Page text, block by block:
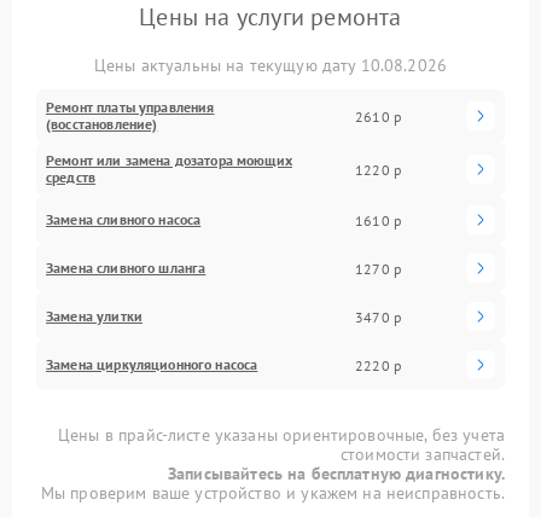
Цены на услуги ремонта
Цены актуальны на текущую дату 10.08.2026
Ремонт платы управления
(восстановление)
2610 р
Ремонт или замена дозатора моющих
средств
1220 р
Замена сливного насоса 1610 р
Замена сливного шланга 1270 р
Замена улитки 3470 р
Замена циркуляционного насоса 2220 р
Цены в прайс-листе указаны ориентировочные, без учета
стоимости запчастей.
Записывайтесь на бесплатную диагностику.
Мы проверим ваше устройство и укажем на неисправность.